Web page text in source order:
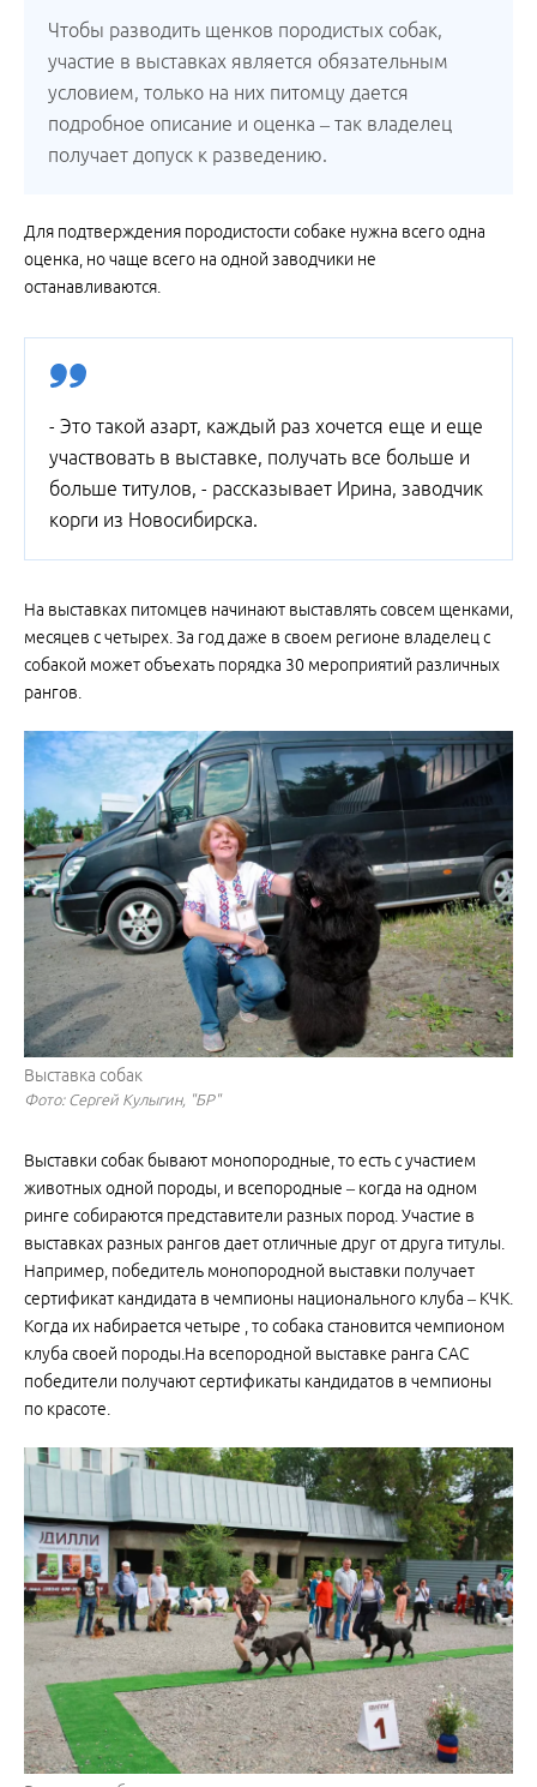
Чтобы разводить щенков породистых собак,
участие в выставках является обязательным
условием, только на них питомцу дается
подробное описание и оценка – так владелец
получает допуск к разведению.
Для подтверждения породистости собаке нужна всего одна
оценка, но чаще всего на одной заводчики не
останавливаются.
- Это такой азарт, каждый раз хочется еще и еще
участвовать в выставке, получать все больше и
больше титулов, - рассказывает Ирина, заводчик
корги из Новосибирска.
На выставках питомцев начинают выставлять совсем щенками,
месяцев с четырех. За год даже в своем регионе владелец с
собакой может объехать порядка 30 мероприятий различных
рангов.
Выставка собак
Фото: Сергей Кулыгин, "БР"
Выставки собак бывают монопородные, то есть с участием
животных одной породы, и всепородные – когда на одном
ринге собираются представители разных пород. Участие в
выставках разных рангов дает отличные друг от друга титулы.
Например, победитель монопородной выставки получает
сертификат кандидата в чемпионы национального клуба – КЧК.
Когда их набирается четыре , то собака становится чемпионом
клуба своей породы.На всепородной выставке ранга САС
победители получают сертификаты кандидатов в чемпионы
по красоте.